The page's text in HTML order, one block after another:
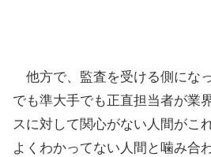
他方で、監査を受ける側にな
でも準大手でも正直担当者が業
スに対して関心がない人間がこ
よくわかってない人間と噛み合